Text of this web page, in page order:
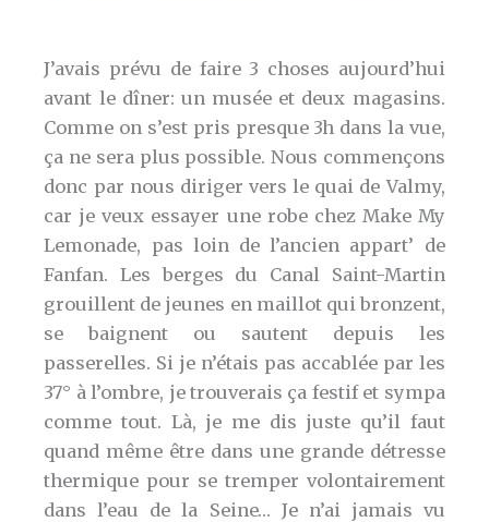
J’avais prévu de faire 3 choses aujourd’hui
avant le dîner: un musée et deux magasins.
Comme on s’est pris presque 3h dans la vue,
ça ne sera plus possible. Nous commençons
donc par nous diriger vers le quai de Valmy,
car je veux essayer une robe chez Make My
Lemonade, pas loin de l’ancien appart’ de
Fanfan. Les berges du Canal Saint-Martin
grouillent de jeunes en maillot qui bronzent,
se baignent ou sautent depuis les
passerelles. Si je n’étais pas accablée par les
37° à l’ombre, je trouverais ça festif et sympa
comme tout. Là, je me dis juste qu’il faut
quand même être dans une grande détresse
thermique pour se tremper volontairement
dans l’eau de la Seine… Je n’ai jamais vu